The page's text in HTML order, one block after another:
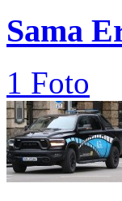
Sama
1 Foto